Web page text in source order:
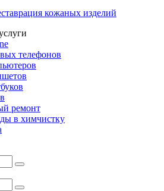
кожаных изделий
телефонов
ремонт
в химчистку